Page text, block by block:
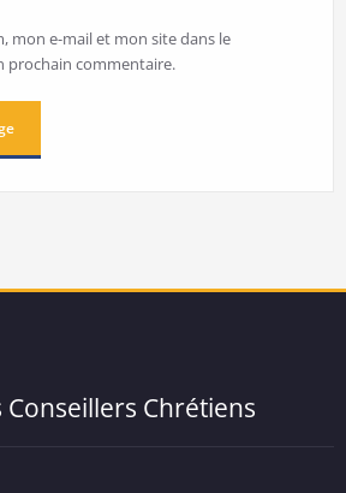
mon e-mail et mon site dans le
prochain commentaire.
Chrétiens